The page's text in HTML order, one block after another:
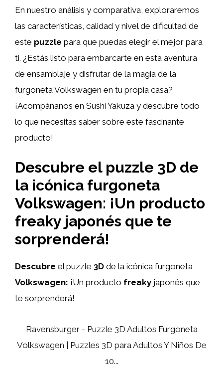
En nuestro análisis y comparativa, exploraremos
las características, calidad y nivel de dificultad de
este puzzle para que puedas elegir el mejor para
ti. ¿Estás listo para embarcarte en esta aventura
de ensamblaje y disfrutar de la magia de la
furgoneta Volkswagen en tu propia casa?
¡Acompáñanos en Sushi Yakuza y descubre todo
lo que necesitas saber sobre este fascinante
producto!
Descubre el puzzle 3D de
la icónica furgoneta
Volkswagen: ¡Un producto
freaky japonés que te
sorprenderá!
Descubre el puzzle 3D de la icónica furgoneta
Volkswagen: ¡Un producto freaky japonés que
te sorprenderá!
Ravensburger - Puzzle 3D Adultos Furgoneta
Volkswagen | Puzzles 3D para Adultos Y Niños De
10...